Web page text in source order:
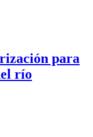
para
río